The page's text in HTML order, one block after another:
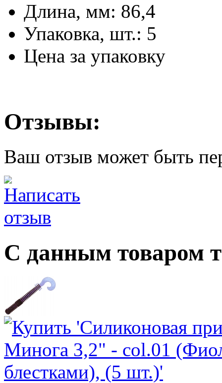
Длина, мм: 86,4
Упаковка, шт.: 5
Цена за упаковку
Отзывы:
Ваш отзыв может быть
С данным товаром